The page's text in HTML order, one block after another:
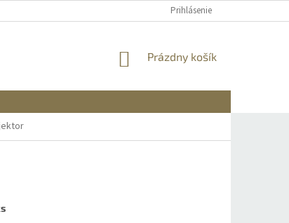
REKLAMÁCIA A VRÁTENIE
Prihlásenie
NÁKUPNÝ
Prázdny košík